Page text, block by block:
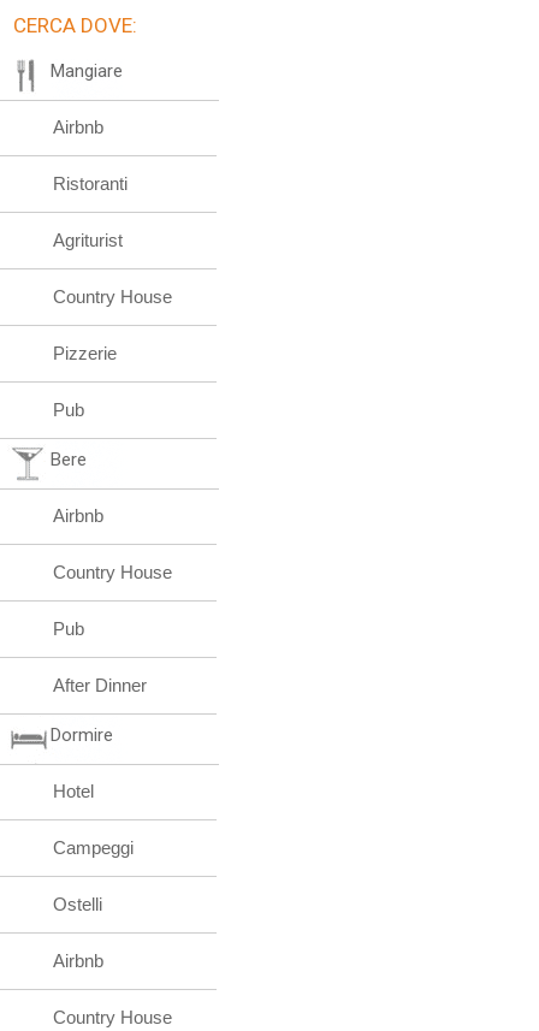
CERCA DOVE:
Mangiare
Airbnb
Ristoranti
Agriturist
Country House
Pizzerie
Pub
Bere
Airbnb
Country House
Pub
After Dinner
Dormire
Hotel
Campeggi
Ostelli
Airbnb
Country House